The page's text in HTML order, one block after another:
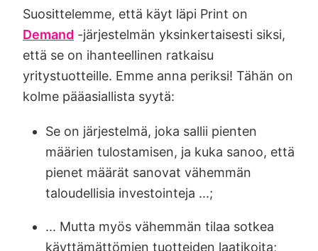
Suosittelemme, että käyt läpi Print on
Demand -järjestelmän yksinkertaisesti siksi,
että se on ihanteellinen ratkaisu
yritystuotteille. Emme anna periksi! Tähän on
kolme pääasiallista syytä:
Se on järjestelmä, joka sallii pienten
määrien tulostamisen, ja kuka sanoo, että
pienet määrät sanovat vähemmän
taloudellisia investointeja ...;
... Mutta myös vähemmän tilaa sotkea
käyttämättömien tuotteiden laatikoita;